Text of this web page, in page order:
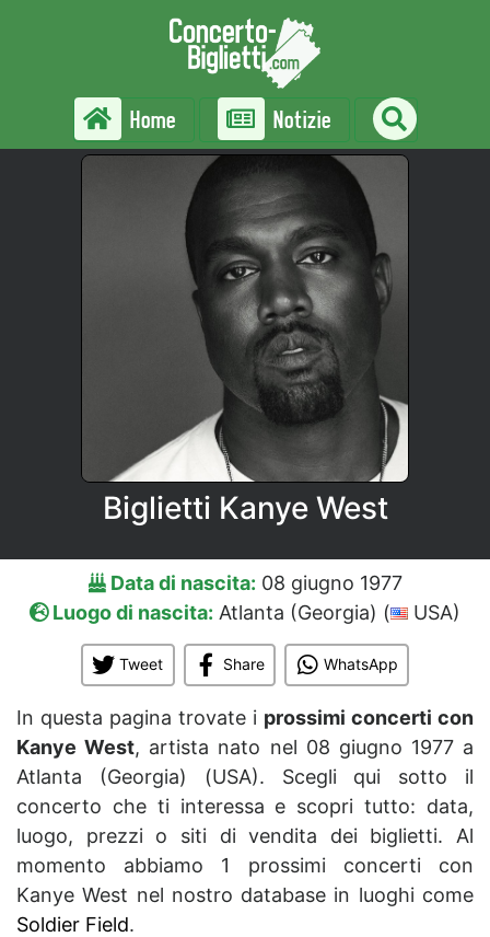
Home Notizie
Biglietti Kanye West
Data di nascita: 08 giugno 1977
Luogo di nascita: Atlanta (Georgia) ( USA)
Tweet Share WhatsApp
In questa pagina trovate i prossimi concerti con
Kanye West, artista nato nel 08 giugno 1977 a
Atlanta (Georgia) (USA). Scegli qui sotto il
concerto che ti interessa e scopri tutto: data,
luogo, prezzi o siti di vendita dei biglietti. Al
momento abbiamo 1 prossimi concerti con
Kanye West nel nostro database in luoghi come
Soldier Field.